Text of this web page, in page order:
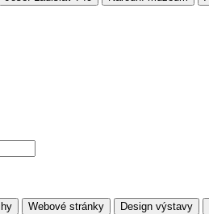
Webové stránky Design výstavy